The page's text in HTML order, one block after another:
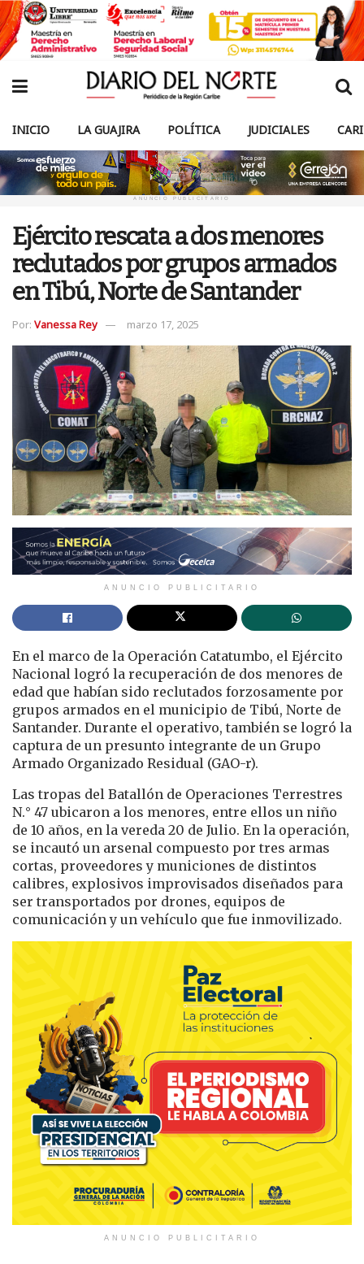
INICIO LA GUAJIRA POLÍTICA JUDICIALES
ANUNCIO PUBLICITARIO
Ejército rescata a dos menores
reclutados por grupos armados
en Tibú, Norte de Santander
Por: Vanessa Rey marzo 17, 2025
ANUNCIO PUBLICITARIO
En el marco de la Operación Catatumbo, el Ejército
Nacional logró la recuperación de dos menores de
edad que habían sido reclutados forzosamente por
grupos armados en el municipio de Tibú, Norte de
Santander. Durante el operativo, también se logró la
captura de un presunto integrante de un Grupo
Armado Organizado Residual (GAO-r).
Las tropas del Batallón de Operaciones Terrestres
N.° 47 ubicaron a los menores, entre ellos un niño
de 10 años, en la vereda 20 de Julio. En la operación,
se incautó un arsenal compuesto por tres armas
cortas, proveedores y municiones de distintos
calibres, explosivos improvisados diseñados para
ser transportados por drones, equipos de
comunicación y un vehículo que fue inmovilizado.
ANUNCIO PUBLICITARIO